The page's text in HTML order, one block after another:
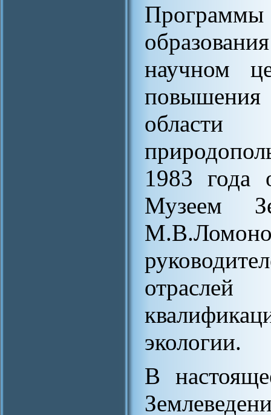
научном
области
1983 года
Музеем
экологии.
В